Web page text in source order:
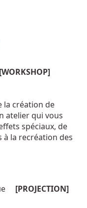
[WORKSHOP]
la création de
atelier qui vous
spéciaux, de
la recréation des
[PROJECTION]